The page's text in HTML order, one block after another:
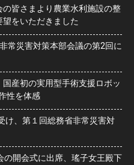
皆さまより農業水利施設の整
をいただきました
常災害対策本部会議の第2回に
産初の実用型手術支援ロボッ
性を体感
け、第１回総務省非常災害対
開会式に出席、瑤子女王殿下